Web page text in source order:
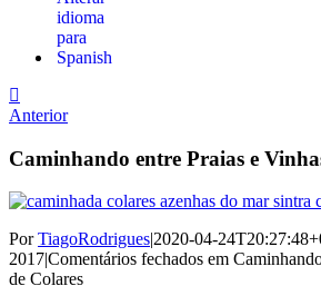
Anterior
Caminhando entre Praias e
PorTiagoRodrigues|2020-04-
2017|Comentários fechados em
de Colares